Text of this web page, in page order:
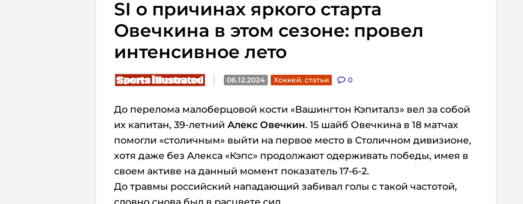
SI о причинах яркого старта
Овечкина в этом сезоне: провел
интенсивное лето
06.12.2024 Хоккей. статьи 0
До перелома малоберцовой кости «Вашингтон Кэпиталз» вел за собой
их капитан, 39-летний Алекс Овечкин. 15 шайб Овечкина в 18 матчах
помогли «столичным» выйти на первое место в Столичном дивизионе,
хотя даже без Алекса «Кэпс» продолжают одерживать победы, имея в
своем активе на данный момент показатель 17-6-2.
До травмы российский нападающий забивал голы с такой частотой,